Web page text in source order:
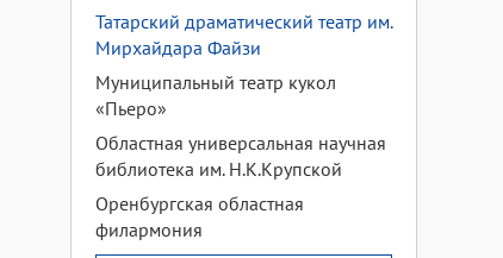
Татарский драматический театр им.
Мирхайдара Файзи
Муниципальный театр кукол
«Пьеро»
Областная универсальная научная
библиотека им. Н.К.Крупской
Оренбургская областная
филармония